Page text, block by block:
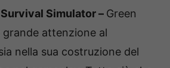
Simulator – Green
grande attenzione al
nella sua costruzione del